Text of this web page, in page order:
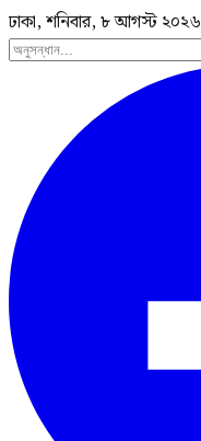
ঢাকা, শনিবার, ৮ আগস্ট ২০২৬